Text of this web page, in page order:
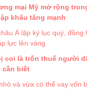
mại Mỹ mở rộng
khẩu tăng mạnh
Á lập kỷ lục quý, đồng
lực lên vàng
coi là trốn thuế người
cần biết
và vừa có thể vay vốn